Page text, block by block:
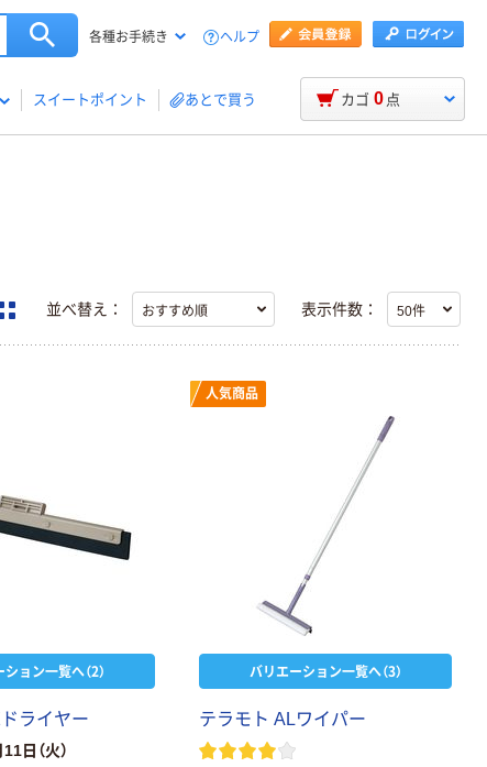
各種お手続き ヘルプ
スイートポイント あとで買う カゴ 0 点
並べ替え： 表示件数：
ョン一覧へ（2）
ライヤー
日（火）
人気商品
バリエーション一覧へ（3）
テラモト ALワイパー